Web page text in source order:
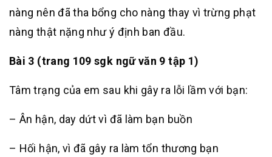
nàng nên đã tha bổng cho nàng thay vì trừng phạt
nàng thật nặng như ý định ban đầu.
Bài 3 (trang 109 sgk ngữ văn 9 tập 1)
Tâm trạng của em sau khi gây ra lỗi lầm với bạn:
– Ân hận, day dứt vì đã làm bạn buồn
– Hối hận, vì đã gây ra làm tổn thương bạn